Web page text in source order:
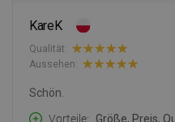
KareK
Qualität:
Aussehen:
Schön.
Vorteile
Größe, Preis,